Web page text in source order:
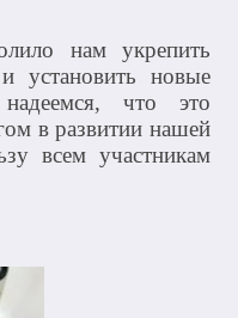
нам укрепить
установить новые
что это
в развитии нашей
всем участникам